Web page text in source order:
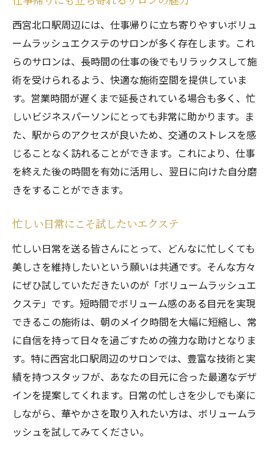
西宮北口駅周辺には、仕事帰りに立ち寄りやすいボリュ
ームラッシュエクステのサロンが多く存在します。これ
らのサロンは、長時間の仕事の後でもリラックスして施
術を受けられるよう、快適な施術空間を提供していま
す。営業時間が遅くまで延長されている場合も多く、忙
しいビジネスパーソンにとっても非常に助かります。ま
た、駅からのアクセスが良いため、交通のストレスを感
じることなく訪れることができます。これにより、仕事
を終えた後の時間を有効に活用し、翌日に向けた自分磨
きをすることができます。
忙しい日常にこそ試したいエクステ
忙しい日常を送る皆さんにとって、どんなに忙しくても
美しさを維持したいという願いは共通です。そんな方々
にぜひ試していただきたいのが「ボリュームラッシュエ
クステ」です。短時間でボリューム感のある目元を実現
できるこの施術は、朝のメイク時間を大幅に短縮し、常
に自信を持って日々を過ごすための強力な助けとなりま
す。特に西宮北口駅周辺のサロンでは、豊富な技術と実
績を持つスタッフが、あなたの目元に合った最適なデザ
インを提案してくれます。日常の忙しさを少しでも楽に
しながら、華やかさを取り入れたい方は、ボリュームラ
ッシュを試してみてください。